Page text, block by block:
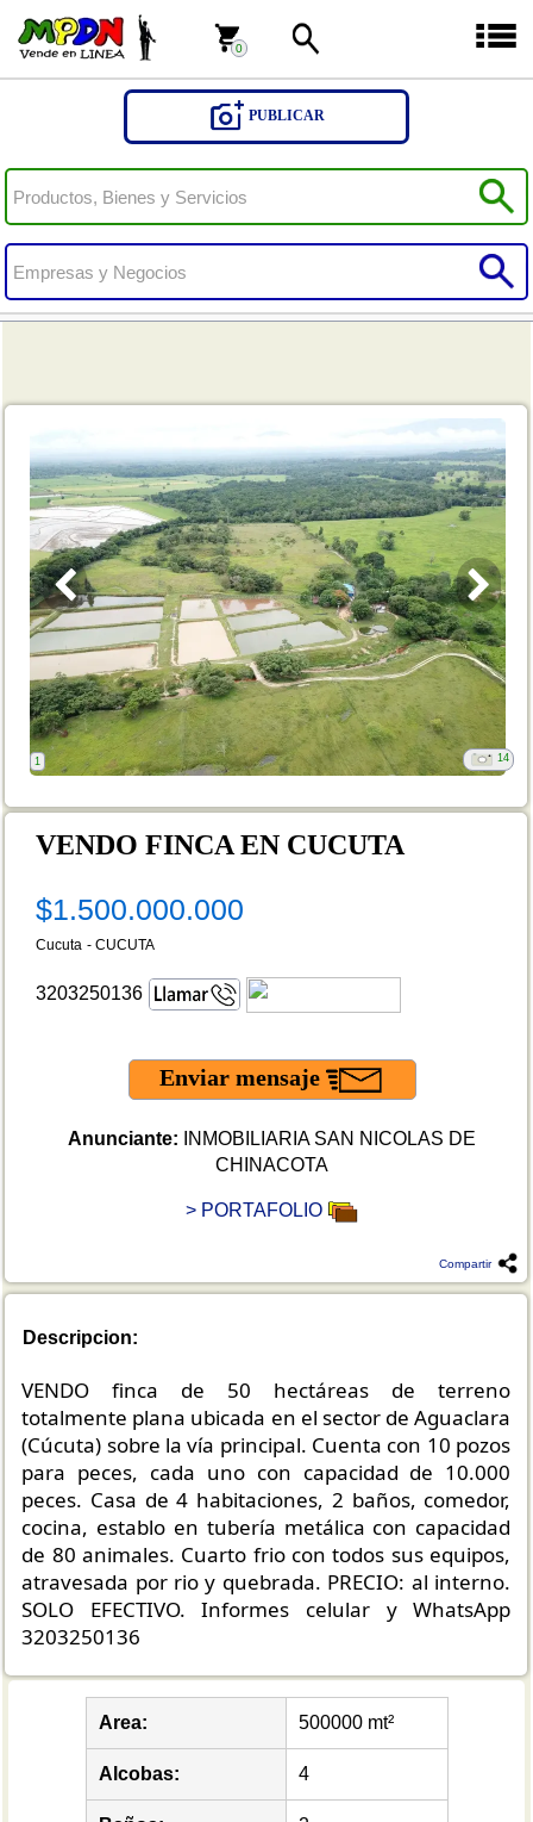
0
PUBLICAR
0
1 14
VENDO FINCA EN CUCUTA
$1.500.000.000
Cucuta -CUCUTA
3203250136
Enviar mensaje
Anunciante: INMOBILIARIA SAN NICOLAS DE
CHINACOTA
> PORTAFOLIO
Compartir
Descripcion:
VENDO finca de 50 hectáreas de terreno
totalmente plana ubicada en el sector de Aguaclara
(Cúcuta) sobre la vía principal. Cuenta con 10 pozos
para peces, cada uno con capacidad de 10.000
peces. Casa de 4 habitaciones, 2 baños, comedor,
cocina, establo en tubería metálica con capacidad
de 80 animales. Cuarto frio con todos sus equipos,
atravesada por rio y quebrada. PRECIO: al interno.
SOLO EFECTIVO. Informes celular y WhatsApp
3203250136
Area: 500000 mt²
Alcobas: 4